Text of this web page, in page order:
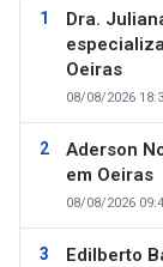
Dra.
Oeiras
08/08/2026
Aderson
em Oeiras
08/08/2026
Edilberto